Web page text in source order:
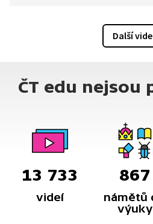
Další
ČT edu nejsou
13 733
videí
867
námětů
výuky